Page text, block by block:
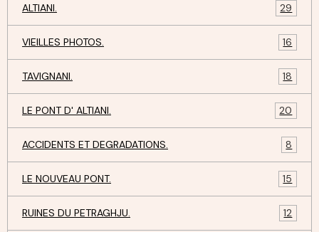
ALTIANI. 29
VIEILLES PHOTOS. 16
TAVIGNANI. 18
LE PONT D' ALTIANI. 20
ACCIDENTS ET DEGRADATIONS. 8
LE NOUVEAU PONT. 15
RUINES DU PETRAGHJU. 12